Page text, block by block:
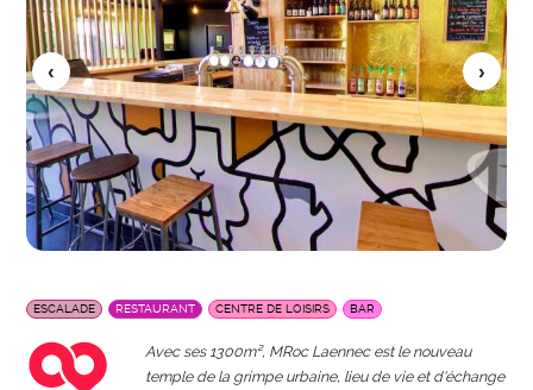
ESCALADE RESTAURANT CENTRE DE LOISIRS BAR
Avec ses 1300m², MRoc Laennec est le nouveau
temple de la grimpe urbaine, lieu de vie et d'échange